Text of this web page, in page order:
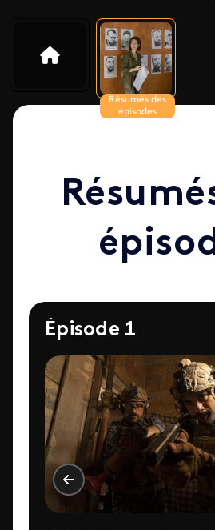
Résumés des
épisodes
Épisode 1